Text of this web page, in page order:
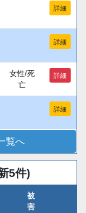
詳細
詳細
女性/死
亡
詳細
詳細
覧へ
5件)
被
害